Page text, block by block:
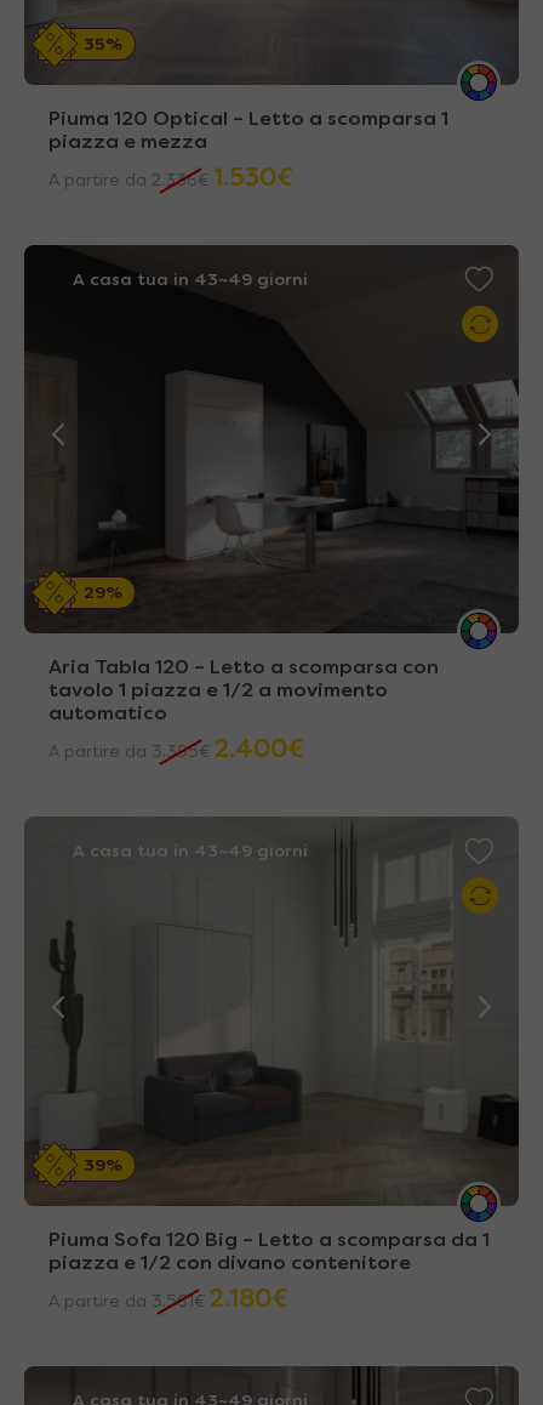
35%
Piuma 120 Optical – Letto a scomparsa 1
piazza e mezza
A partire da 2.336€ 1.530€
A casa tua in 43~49 giorni
29%
Aria Tabla 120 – Letto a scomparsa con
tavolo 1 piazza e 1/2 a movimento
automatico
A partire da 3.395€ 2.400€
A casa tua in 43~49 giorni
39%
Piuma Sofa 120 Big – Letto a scomparsa da 1
piazza e 1/2 con divano contenitore
A partire da 3.561 € 2.180€
A casa tua in 43~49 giorni